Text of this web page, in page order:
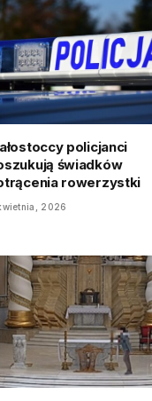
policjanci
świadków
rowerzystki
2026